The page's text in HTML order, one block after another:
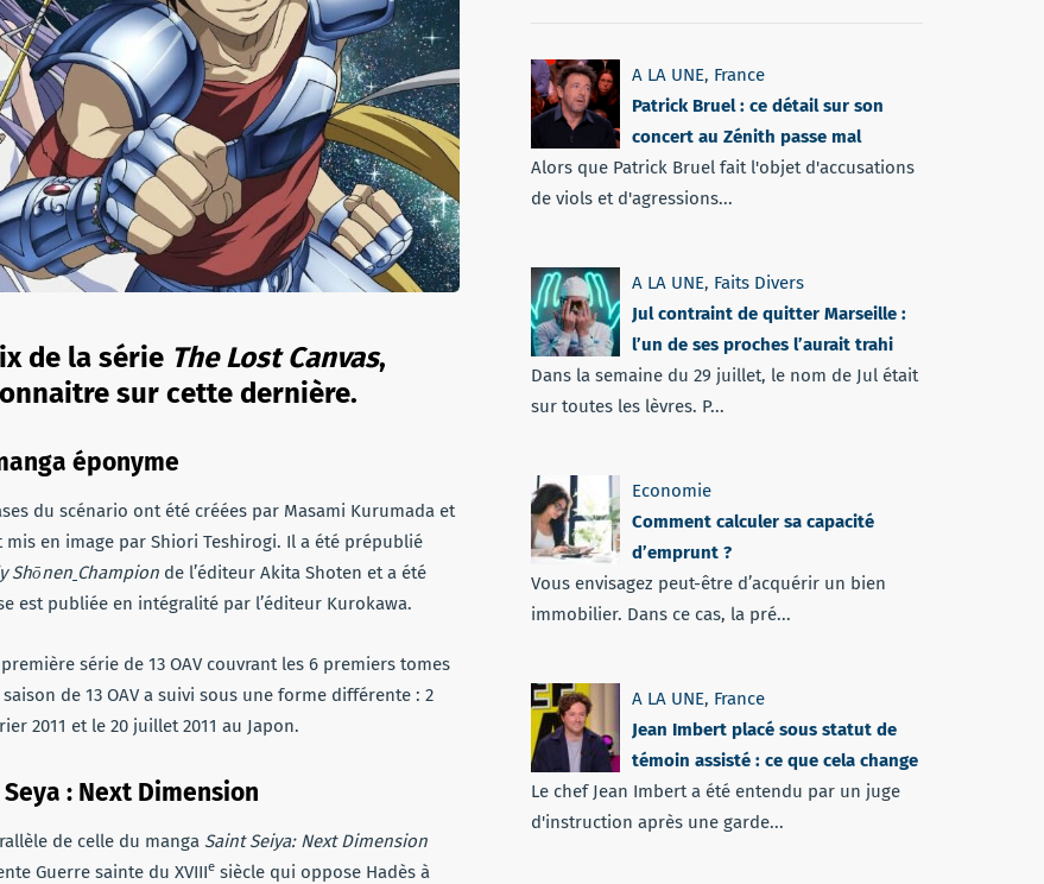
de la série The Lost Canvas,
sur cette dernière.
éponyme
du scénario ont été créées par Masami Kurumada et
mis en image par Shiori Teshirogi. Il a été prépublié
Shōnen Champion de l’éditeur Akita Shoten et a été
est publiée en intégralité par l’éditeur Kurokawa.
série de 13 OAV couvrant les 6 premiers tomes
de 13 OAV a suivi sous une forme différente : 2
2011 et le 20 juillet 2011 au Japon.
: Next Dimension
de celle du manga Saint Seiya: Next Dimension
Guerre sainte du XVIIIe siècle qui oppose Hadès à
A LA UNE, France
Patrick Bruel : ce détail sur son
concert au Zénith passe mal
Alors que Patrick Bruel fait l'objet d'accusations
de viols et d'agressions...
A LA UNE, Faits Divers
Jul contraint de quitter Marseille :
l’un de ses proches l’aurait trahi
Dans la semaine du 29 juillet, le nom de Jul était
sur toutes les lèvres. P...
Economie
Comment calculer sa capacité
d’emprunt ?
Vous envisagez peut-être d’acquérir un bien
immobilier. Dans ce cas, la pré...
A LA UNE, France
Jean Imbert placé sous statut de
témoin assisté : ce que cela change
Le chef Jean Imbert a été entendu par un juge
d'instruction après une garde...